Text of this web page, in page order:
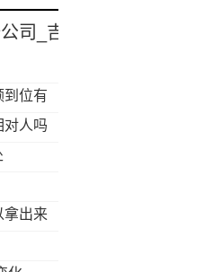
注册
司_吉客财务公司注册
到位有
对人吗
拿出来